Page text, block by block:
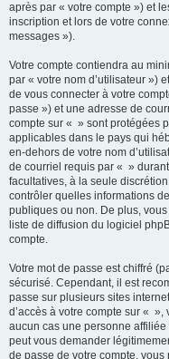
après par « votre compte ») et
inscription et lors de votre
messages »).
Votre compte contiendra au
par « votre nom d’utilisateur »)
de vous connecter à votre
passe ») et une adresse de
compte sur « » sont protégées
applicables dans le pays qui
en-dehors de votre nom
de courriel requis par « »
facultatives, à la seule
contrôler quelles informations
publiques ou non. De plus,
liste de diffusion du logiciel
compte.
Votre mot de passe est chiffré
sécurisé. Cependant, il est
passe sur plusieurs sites
d’accès à votre compte sur «
aucun cas une personne
peut vous demander
de passe de votre compte, vous